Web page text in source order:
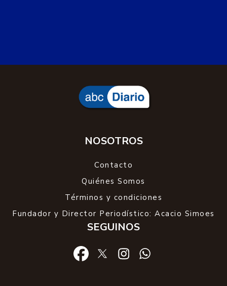
NOSOTROS
Contacto
Quiénes Somos
Términos y condiciones
Fundador y Director Periodístico: Acacio Simoes
SEGUINOS